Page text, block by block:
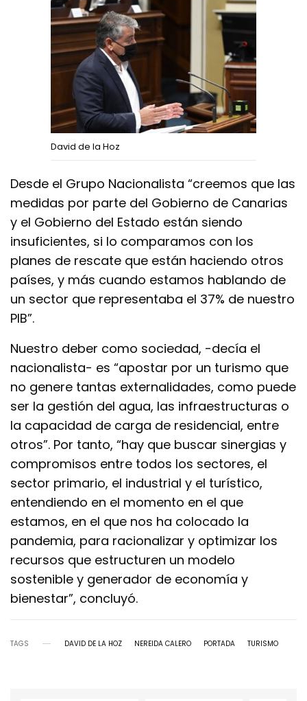
David de la Hoz
Desde el Grupo Nacionalista “creemos que las
medidas por parte del Gobierno de Canarias
y el Gobierno del Estado están siendo
insuficientes, si lo comparamos con los
planes de rescate que están haciendo otros
países, y más cuando estamos hablando de
un sector que representaba el 37% de nuestro
PIB”.
Nuestro deber como sociedad, -decía el
nacionalista- es “apostar por un turismo que
no genere tantas externalidades, como puede
ser la gestión del agua, las infraestructuras o
la capacidad de carga de residencial, entre
otros”. Por tanto, “hay que buscar sinergias y
compromisos entre todos los sectores, el
sector primario, el industrial y el turístico,
entendiendo en el momento en el que
estamos, en el que nos ha colocado la
pandemia, para racionalizar y optimizar los
recursos que estructuren un modelo
sostenible y generador de economía y
bienestar”, concluyó.
TAGS DAVID DE LA HOZ NEREIDA CALERO PORTADA TURISMO